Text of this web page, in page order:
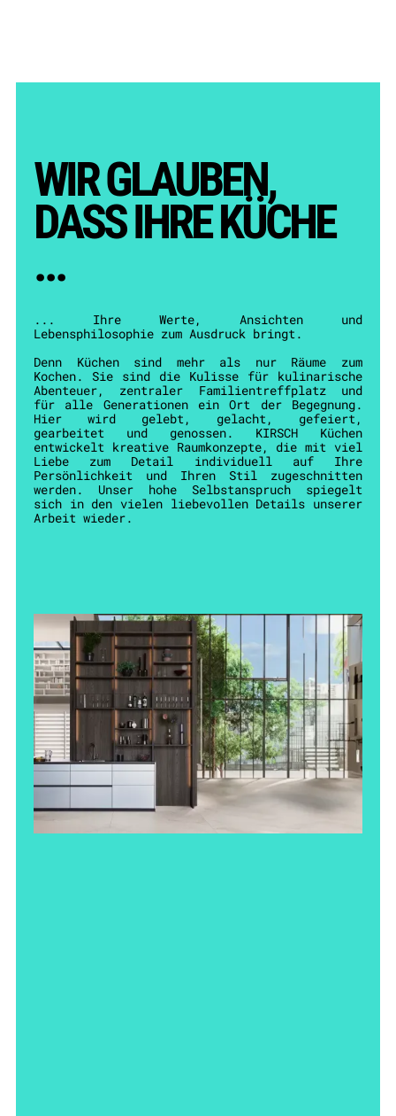
WIR GLAUBEN,
DASS IHRE KÜCHE
...
... Ihre Werte, Ansichten und
Lebensphilosophie zum Ausdruck bringt.
Denn Küchen sind mehr als nur Räume zum
Kochen. Sie sind die Kulisse für kulinarische
Abenteuer, zentraler Familientreffplatz und
für alle Generationen ein Ort der Begegnung.
Hier wird gelebt, gelacht, gefeiert,
gearbeitet und genossen. KIRSCH Küchen
entwickelt kreative Raumkonzepte, die mit viel
Liebe zum Detail individuell auf Ihre
Persönlichkeit und Ihren Stil zugeschnitten
werden. Unser hohe Selbstanspruch spiegelt
sich in den vielen liebevollen Details unserer
Arbeit wieder.